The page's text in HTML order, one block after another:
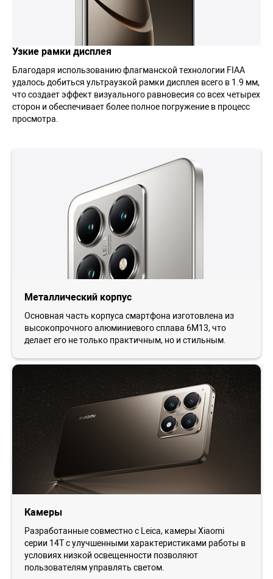
Узкие рамки дисплея
Благодаря использованию флагманской технологии FIAA
удалось добиться ультраузкой рамки дисплея всего в 1.9 мм,
что создает эффект визуального равновесия со всех четырех
сторон и обеспечивает более полное погружение в процесс
просмотра.
Металлический корпус
Основная часть корпуса смартфона изготовлена из
высокопрочного алюминиевого сплава 6M13, что
делает его не только практичным, но и стильным.
Камеры
Разработанные совместно с Leica, камеры Xiaomi
серии 14T с улучшенными характеристиками работы в
условиях низкой освещенности позволяют
пользователям управлять светом.